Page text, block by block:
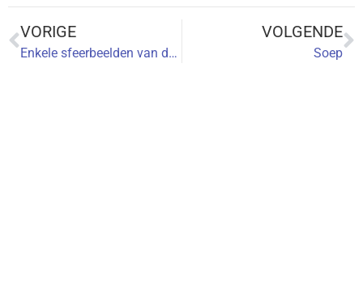
VORIGE
Enkele sfeerbeelden van de kunstenaars…
VOLGENDE
Soep